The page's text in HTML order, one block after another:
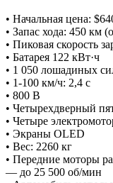
• Начальная цена:
• Запас хода: 450 км
• Пиковая скорость
• Батарея 122 кВт·ч
• 1 050 лошадиных
• 1-100 км/ч: 2,4 с
• 800 В
• Четырехдверный
• Четыре
• Экраны OLED
• Вес: 2260 кг
• Передние моторы
— до 25 500 об/мин